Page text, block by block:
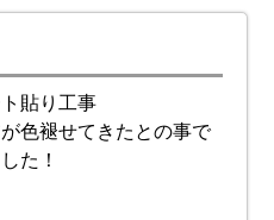
貼り工事
色褪せてきたとの事で
た！